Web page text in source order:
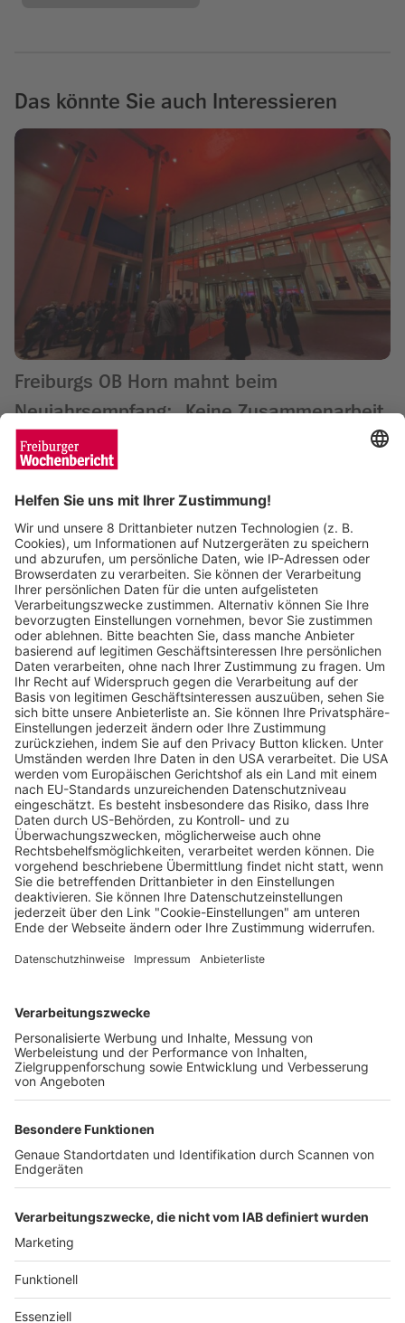
Das könnte Sie auch Interessieren
Freiburgs OB Horn mahnt beim
Neujahrsempfang: „Keine Zusammenarbeit
mit Anti-Demokraten“
Der bewegende Film „Ein Kuchen für den
Präsidenten“
Wochenbericht 03.02.2026
Freiburger Wochenbericht
Der Wochenbericht
wurde zum 31. Juli 2026
eingestellt.
News
Lokales